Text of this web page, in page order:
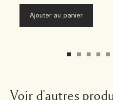
Ajouter au panier
Voir d'autres